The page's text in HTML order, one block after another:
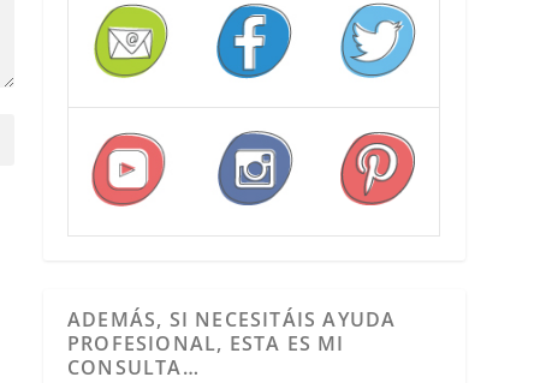
ADEMÁS, SI NECESITÁIS AYUDA
PROFESIONAL, ESTA ES MI
CONSULTA…